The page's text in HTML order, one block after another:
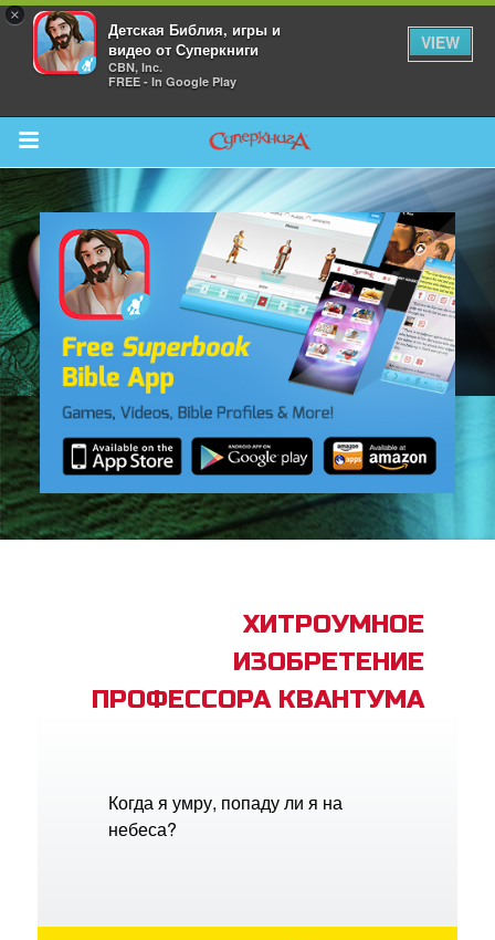
×
Детская Библия, игры и
видео от Суперкниги
CBN, Inc.
FREE - In Google Play
VIEW
Return to Content
Bible App
ХИТРОУМНОЕ
ИЗОБРЕТЕНИЕ
ПРОФЕССОРА КВАНТУМА
Когда я умру, попаду ли я на
небеса?